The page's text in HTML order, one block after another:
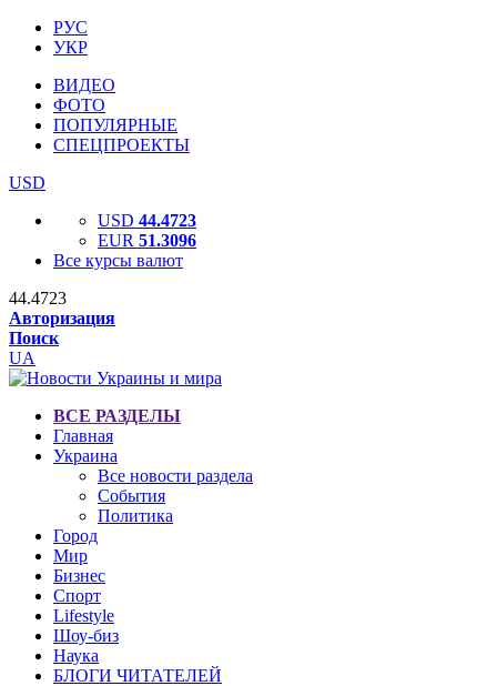
РУС
УКР
ВИДЕО
ФОТО
ПОПУЛЯРНЫЕ
СПЕЦПРОЕКТЫ
USD
USD 44.4723
EUR 51.3096
Все курсы валют
44.4723
Авторизация
Поиск
UA
ВСЕ РАЗДЕЛЫ
Главная
Украина
Все новости раздела
События
Политика
Город
Мир
Бизнес
Спорт
Lifestyle
Шоу-биз
Наука
БЛОГИ ЧИТАТЕЛЕЙ